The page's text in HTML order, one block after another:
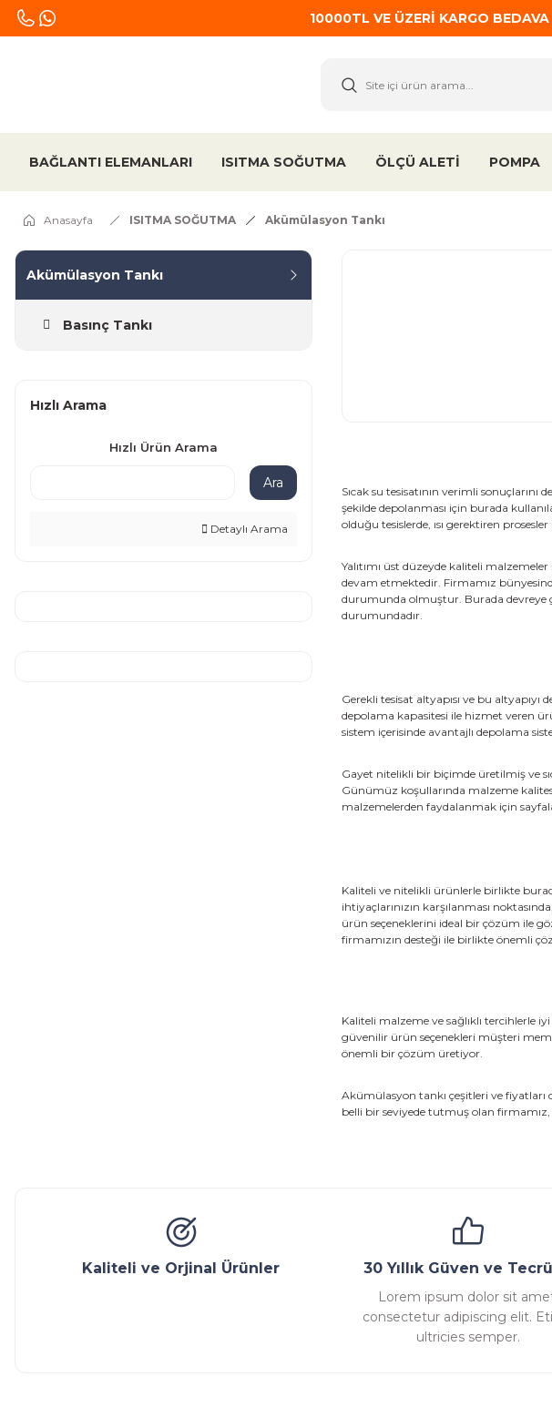
10000TL VE ÜZERİ KARGO BEDAVA
BAĞLANTI ELEMANLARI ISITMA SOĞUTMA ÖLÇÜ ALETİ POMPA
Anasayfa ISITMA SOĞUTMA Akümülasyon Tankı
Akümülasyon Tankı
Basınç Tankı
Hızlı Arama
Hızlı Ürün Arama
Ara
Detaylı Arama
Sıcak su tesisatının verimli
şekilde depolanması için burada
olduğu tesislerde, ısı gerektiren
Yalıtımı üst düzeyde kaliteli
devam etmektedir. Firmamız
durumunda olmuştur. Burada devreye
durumundadır.
Gerekli tesisat altyapısı ve bu
depolama kapasitesi ile hizmet veren
sistem içerisinde avantajlı depolama
Gayet nitelikli bir biçimde üretilmiş ve
Günümüz koşullarında malzeme
malzemelerden faydalanmak için
Kaliteli ve nitelikli ürünlerle birlikte
ihtiyaçlarınızın karşılanması
ürün seçeneklerini ideal bir çözüm ile
firmamızın desteği ile birlikte önemli
Kaliteli malzeme ve sağlıklı tercihlerle
güvenilir ürün seçenekleri müşteri
önemli bir çözüm üretiyor.
Akümülasyon tankı çeşitleri ve
belli bir seviyede tutmuş olan
Kaliteli ve Orjinal Ürünler 30 Yıllık Güven ve
Lorem ipsum dolor sit
consectetur adipiscing elit.
ultricies semper.